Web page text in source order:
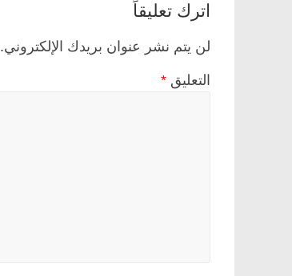
اترك تعليقاً
لن يتم نشر عنوان بريدك الإلكتروني.
التعليق *